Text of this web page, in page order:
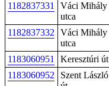
1182837331
Váci Mihály
utca
1182837332
Váci Mihály
utca
1183060951 Keresztúri út
1183060952
Szent László